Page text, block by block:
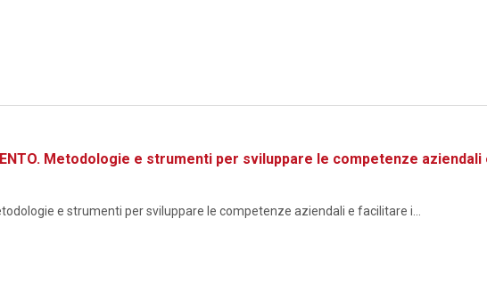
Metodologie e strumenti per sviluppare le competenze
e strumenti per sviluppare le competenze aziendali e facilitare i...